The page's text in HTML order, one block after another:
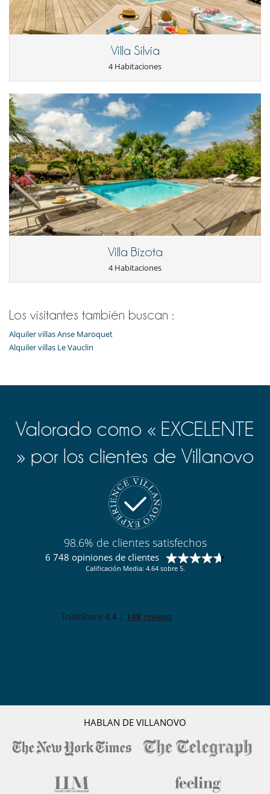
Villa Silvia
4 Habitaciones
Villa Bizota
4 Habitaciones
Los visitantes también buscan :
Alquiler villas Anse Maroquet
Alquiler villas Le Vauclin
Valorado como « EXCELENTE
» por los clientes de Villanovo
98.6% de clientes satisfechos
6 748 opiniones de clientes
Calificación Media: 4.64 sobre 5.
HABLAN DE VILLANOVO